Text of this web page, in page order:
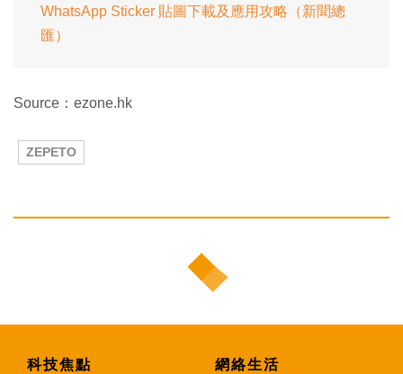
WhatsApp Sticker 貼圖下載及應用攻略（新聞總
匯）
Source：ezone.hk
ZEPETO
科技焦點 網絡生活